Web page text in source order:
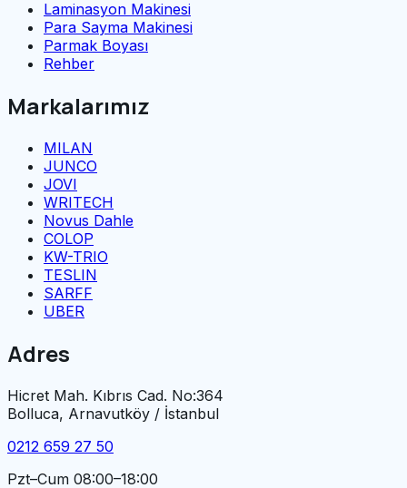
Laminasyon Makinesi
Para Sayma Makinesi
Parmak Boyası
Rehber
Markalarımız
MILAN
JUNCO
JOVI
WRITECH
Novus Dahle
COLOP
KW-TRIO
TESLIN
SARFF
UBER
Adres
Hicret Mah. Kıbrıs Cad. No:364
Bolluca, Arnavutköy / İstanbul
0212 659 27 50
Pzt–Cum 08:00–18:00